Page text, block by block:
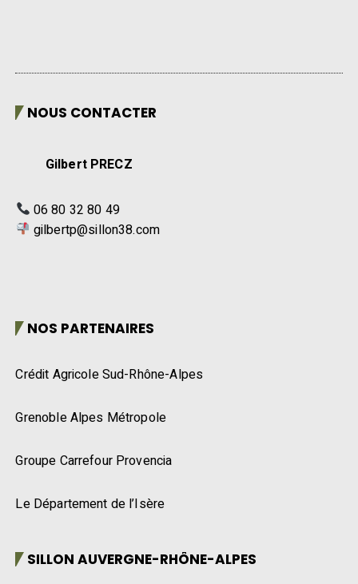
NOUS CONTACTER
Gilbert PRECZ
06 80 32 80 49
gilbertp@sillon38.com
NOS PARTENAIRES
Crédit Agricole Sud-Rhône-Alpes
Grenoble Alpes Métropole
Groupe Carrefour Provencia
Le Département de l’Isère
SILLON AUVERGNE-RHÔNE-ALPES